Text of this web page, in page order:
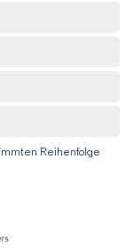
Reihenfolge